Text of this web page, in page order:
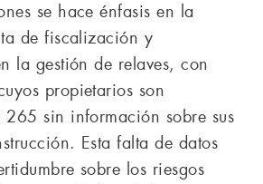
se hace énfasis en la
de fiscalización y
la gestión de relaves, con
propietarios son
265 sin información sobre sus
Esta falta de datos
sobre los riesgos